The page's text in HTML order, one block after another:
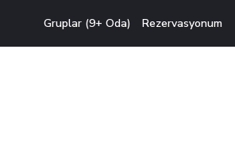
Gruplar (9+ Oda) Rezervasyonum